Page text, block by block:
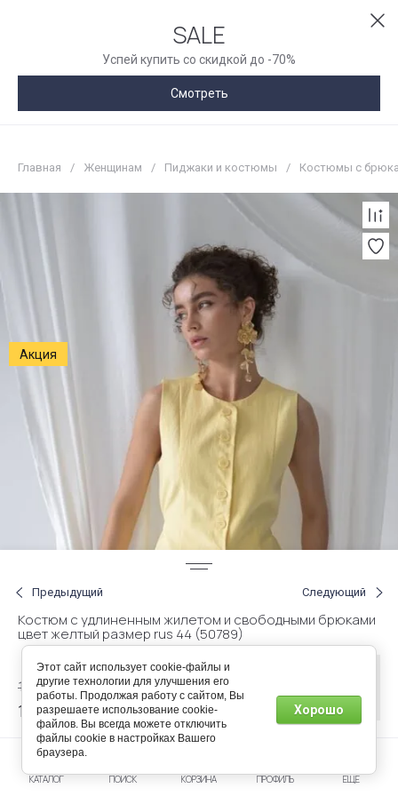
SALE
Успей купить со скидкой до -70%
Смотреть
Главная / Женщинам / Пиджаки и костюмы / Костюмы с
Акция
Предыдущий Следующий
Костюм с удлиненным жилетом и свободными брюками
цвет желтый размер rus 44 (50789)
Артикул: 471028144
160.00 р.
144.00 р.
наличии
КАТАЛОГ ПОИСК КОРЗИНА ПРОФИЛЬ ЕЩЕ
Этот сайт использует cookie-файлы и
другие технологии для улучшения его
работы. Продолжая работу с сайтом, Вы
разрешаете использование cookie-
файлов. Вы всегда можете отключить
файлы cookie в настройках Вашего
браузера.
Хорошо